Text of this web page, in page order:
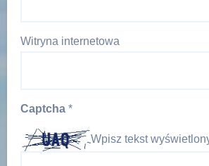
Witryna internetowa
Captcha *
Wpisz tekst